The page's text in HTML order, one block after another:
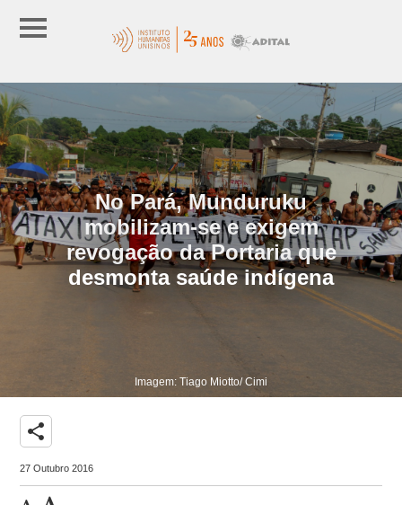
No Pará, Munduruku
mobilizam-se e exigem
revogação da Portaria que
desmonta saúde indígena
Imagem: Tiago Miotto/ Cimi
share
27 Outubro 2016